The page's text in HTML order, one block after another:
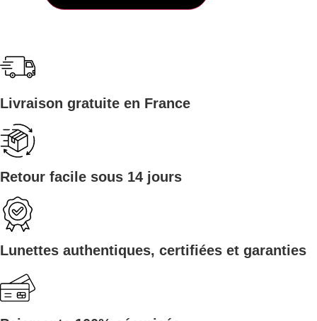
Livraison gratuite en France
Retour facile sous 14 jours
Lunettes authentiques, certifiées et garanties